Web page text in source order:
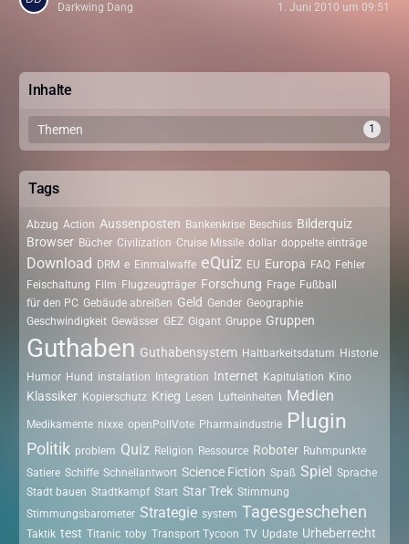
Darkwing Dang
1. Juni 2010 um 09:51
Inhalte
Themen 1
Tags
Abzug Action Aussenposten Bankenkrise Beschiss Bilderquiz
Browser Bücher Civilization Cruise Missile dollar doppelte einträge
Download DRM e Einmalwaffe eQuiz EU Europa FAQ Fehler
Feischaltung Film Flugzeugträger Forschung Frage Fußball
für den PC Gebäude abreißen Geld Gender Geographie
Geschwindigkeit Gewässer GEZ Gigant Gruppe Gruppen
Guthaben Guthabensystem Haltbarkeitsdatum Historie
Humor Hund instalation Integration Internet Kapitulation Kino
Klassiker Kopierschutz Krieg Lesen Lufteinheiten Medien
Medikamente nixxe openPollVote Pharmaindustrie Plugin
Politik problem Quiz Religion Ressource Roboter Ruhmpunkte
Satiere Schiffe Schnellantwort Science Fiction Spaß Spiel Sprache
Stadt bauen Stadtkampf Start Star Trek Stimmung
Stimmungsbarometer Strategie system Tagesgeschehen
Taktik test Titanic toby Transport Tycoon TV Update Urheberrecht